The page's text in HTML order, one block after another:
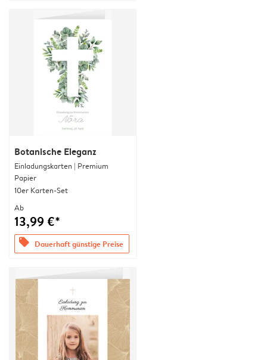
Botanische Eleganz
Einladungskarten | Premium
Papier
10er Karten-Set
Ab
13,99 €*
offers Dauerhaft günstige Preise